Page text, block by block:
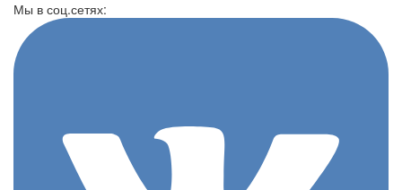
Перейти к основному содержанию
Мы в соц.сетях: